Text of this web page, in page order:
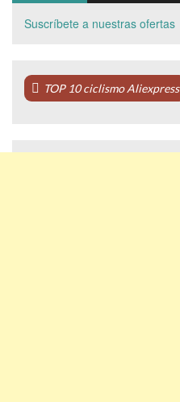
Suscríbete a nuestras ofertas
TOP 10 ciclismo Aliexpress